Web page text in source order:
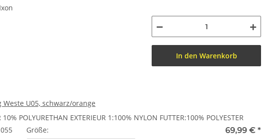
Ixon
In den Warenkorb
U05, schwarz/orange
10% POLYURETHAN EXTERIEUR 1:100% NYLON FUTTER:100% POLYESTER
Größe: 69,99 € *